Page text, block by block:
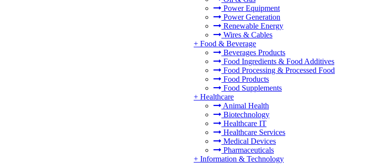
Power Equipment
Power Generation
Renewable Energy
Wires & Cables
+ Food & Beverage
Beverages Products
Food Ingredients & Food Additives
Food Processing & Processed Food
Food Products
Food Supplements
+ Healthcare
Animal Health
Biotechnology
Healthcare IT
Healthcare Services
Medical Devices
Pharmaceuticals
+ Information & Technology